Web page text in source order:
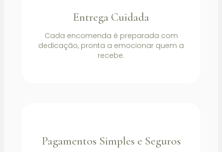
Entrega Cuidada
Cada encomenda é preparada com
dedicação, pronta a emocionar quem a
recebe.
Pagamentos Simples e Seguros